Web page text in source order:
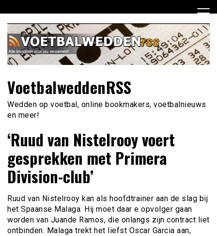
naar
inhoud
VoetbalweddenRSS
Wedden op voetbal, online bookmakers, voetbalnieuws
en meer!
‘Ruud van Nistelrooy voert
gesprekken met Primera
Division-club’
Ruud van Nistelrooy kan als hoofdtrainer aan de slag bij
het Spaanse Malaga. Hij moet daar e opvolger gaan
worden van Juande Ramos, die onlangs zijn contract liet
ontbinden. Malaga trekt het liefst Oscar Garcia aan,